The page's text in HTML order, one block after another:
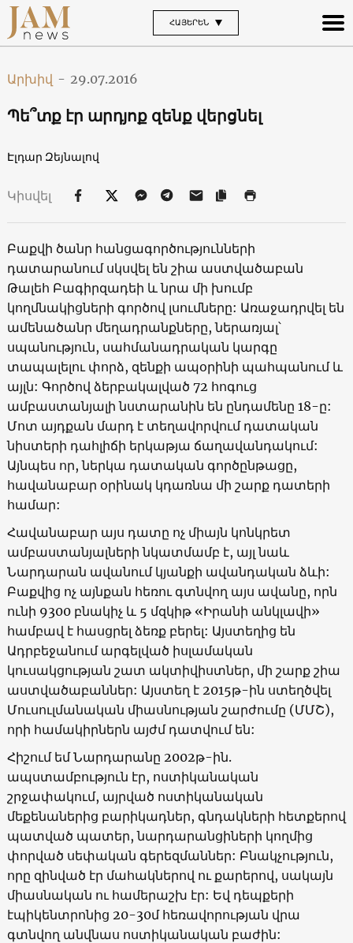
ՀԱՅԵՐԵՆ
Արխիվ - 29.07.2016
Պե՞տք էր արդյոք զենք վերցնել
Էլդար Զեյնալով
Կիսվել
Բաքվի ծանր հանցագործությունների
դատարանում սկսվել են շիա աստվածաբան
Թալեհ Բագիրզադեի և նրա մի խումբ
կողմնակիցների գործով լսումները: Առաջադրվել են
ամենածանր մեղադրանքները, ներառյալ՝
սպանություն, սահմանադրական կարգը
տապալելու փորձ, զենքի ապօրինի պահպանում և
այլն: Գործով ձերբակալված 72 հոգուց
ամբաստանյալի նստարանին են ընդամենը 18-ը:
Մոտ այդքան մարդ է տեղավորվում դատական
նիստերի դահլիճի երկաթյա ճաղավանդակում:
Այնպես որ, ներկա դատական գործընթացը,
հավանաբար օրինակ կդառնա մի շարք դատերի
համար:
Հավանաբար այս դատը ոչ միայն կոնկրետ
ամբաստանյալների նկատմամբ է, այլ նաև
Նարդարան ավանում կյանքի ավանդական ձևի:
Բաքվից ոչ այնքան հեռու գտնվող այս ավանը, որն
ունի 9300 բնակիչ և 5 մզկիթ «Իրանի անկլավի»
համբավ է հասցրել ձեռք բերել: Այստեղից են
Ադրբեջանում արգելված իսլամական
կուսակցության շատ ակտիվիստներ, մի շարք շիա
աստվածաբաններ: Այստեղ է 2015թ-ին ստեղծվել
Մուսուլմանական միասնության շարժումը (ՄՄՇ),
որի համակիրներն այժմ դատվում են:
Հիշում եմ Նարդարանը 2002թ-ին.
ապստամբություն էր, ոստիկանական
շրջափակում, այրված ոստիկանական
մեքենաներից բարիկադներ, գնդակների հետքերով
պատված պատեր, նարդարանցիների կողմից
փորված սեփական գերեզմաններ: Բնակչություն,
որը զինված էր մահակներով ու քարերով, սակայն
միասնական ու համերաշխ էր: Եվ դեպքերի
էպիկենտրոնից 20-30մ հեռավորության վրա
գտնվող անվնաս ոստիկանական բաժին: